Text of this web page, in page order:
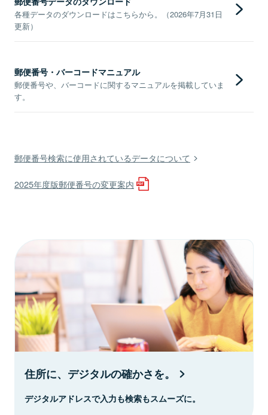
各種データのダウンロードはこちらから。（2026年7月31日
更新）
郵便番号・バーコードマニュアル
郵便番号や、バーコードに関するマニュアルを掲載していま
す。
郵便番号検索に使用されているデータについて
2025年度版郵便番号の変更案内
住所に、デジタルの確かさを。
デジタルアドレスで入力も検索もスムーズに。